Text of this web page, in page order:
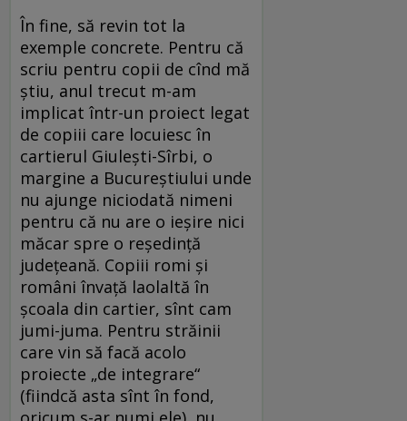
În fine, să revin tot la
exemple concrete. Pentru că
scriu pentru copii de cînd mă
știu, anul trecut m-am
implicat într-un proiect legat
de copiii care locuiesc în
cartierul Giulești-Sîrbi, o
margine a Bucureștiului unde
nu ajunge niciodată nimeni
pentru că nu are o ieșire nici
măcar spre o reședință
județeană. Copiii romi și
români învață laolaltă în
școala din cartier, sînt cam
jumi-juma. Pentru străinii
care vin să facă acolo
proiecte „de integrare“
(fiindcă asta sînt în fond,